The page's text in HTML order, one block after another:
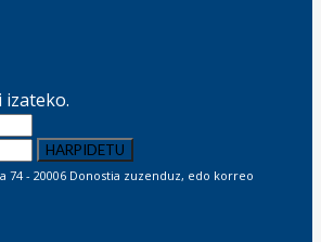
- 20006 Donostia zuzenduz, edo korreo